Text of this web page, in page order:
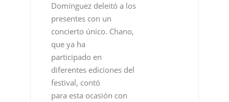
Domínguez deleitó a los
presentes con un
concierto único. Chano,
que ya ha
participado en
diferentes ediciones del
festival, contó
para esta ocasión con